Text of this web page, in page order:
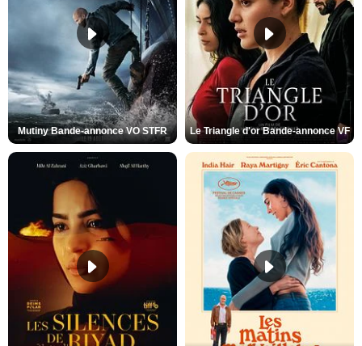
Mutiny Bande-annonce VO STFR Le Triangle d'or Bande-annonce VF